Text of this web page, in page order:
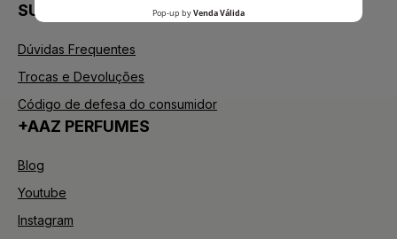
SUPORTE
Dúvidas Frequentes
Trocas e Devoluções
Código de defesa do consumidor
+AAZ PERFUMES
Blog
Youtube
Instagram